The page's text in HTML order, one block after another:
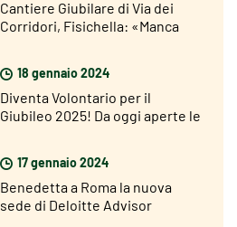
Cantiere Giubilare di Via dei
Corridori, Fisichella: «Manca
18 gennaio 2024
Diventa Volontario per il
Giubileo 2025! Da oggi aperte le
17 gennaio 2024
Benedetta a Roma la nuova
sede di Deloitte Advisor